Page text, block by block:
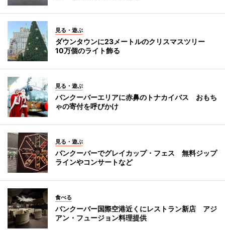
見る・遊ぶ
ダウンタウンに23メートルのクリスマスツリー
10万個のライト飾る
見る・遊ぶ
バンクーバーエリアに赤鼻のトナカイバス おもち
ゃの寄付を呼びかけ
見る・遊ぶ
バンクーバーでグレイカップ・フェス 無料ジップ
ラインやコンサートなど
食べる
バンクーバー国際空港近くにレストラン新店 アジ
アン・フュージョン料理提供